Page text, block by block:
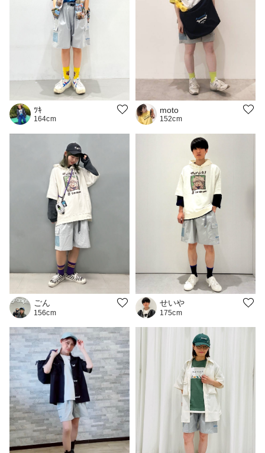
ﾂｷ
164cm
moto
152cm
ごん
156cm
せいや
175cm